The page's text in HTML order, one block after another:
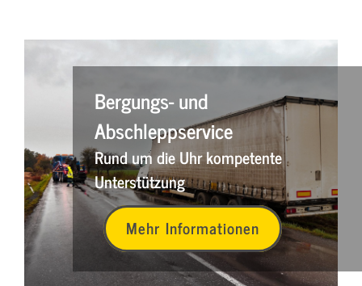
Bergungs- und
Abschleppservice
Rund um die Uhr kompetente
Unterstützung
Mehr Informationen